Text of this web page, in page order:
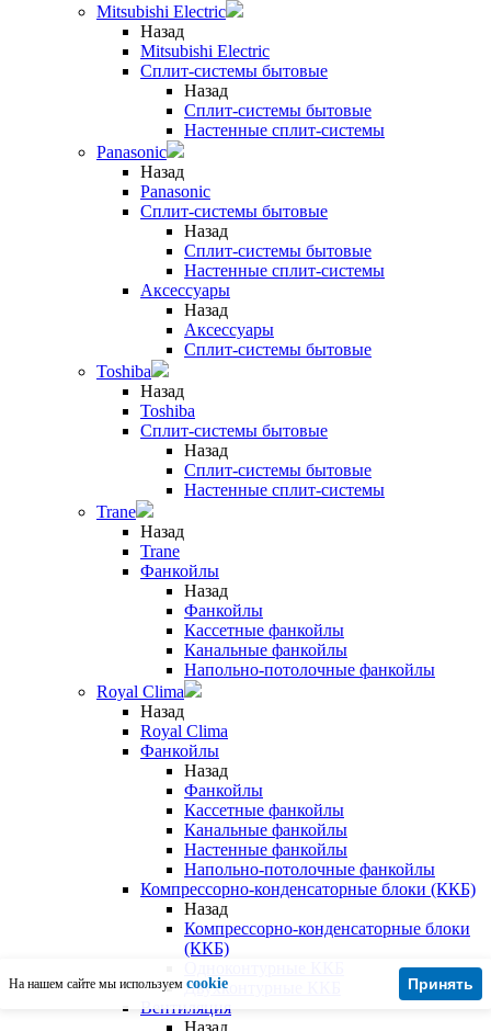
Mitsubishi Electric
Назад
Mitsubishi Electric
Сплит-системы бытовые
Назад
Сплит-системы бытовые
Настенные сплит-системы
Panasonic
Назад
Panasonic
Сплит-системы бытовые
Назад
Сплит-системы бытовые
Настенные сплит-системы
Аксессуары
Назад
Аксессуары
Сплит-системы бытовые
Toshiba
Назад
Toshiba
Сплит-системы бытовые
Назад
Сплит-системы бытовые
Настенные сплит-системы
Trane
Назад
Trane
Фанкойлы
Назад
Фанкойлы
Кассетные фанкойлы
Канальные фанкойлы
Напольно-потолочные фанкойлы
Royal Clima
Назад
Royal Clima
Фанкойлы
Назад
Фанкойлы
Кассетные фанкойлы
Канальные фанкойлы
Настенные фанкойлы
Напольно-потолочные фанкойлы
Компрессорно-конденсаторные блоки (ККБ)
Назад
Компрессорно-конденсаторные блоки
(ККБ)
Двухконтурные ККБ
Вентиляция
Назад
На нашем сайте мы используем cookie Принять